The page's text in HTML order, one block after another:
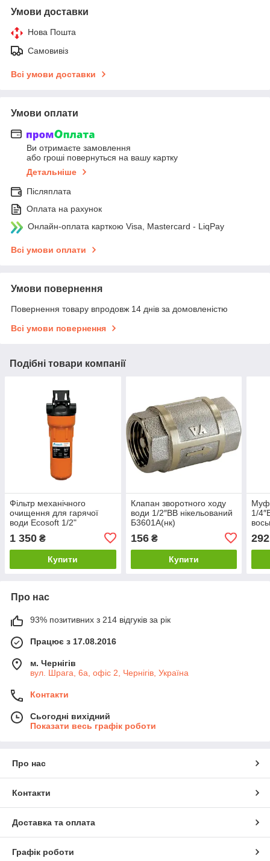
Умови доставки
Нова Пошта
Самовивіз
Всі умови доставки
Умови оплати
Ви отримаєте замовлення
або гроші повернуться на вашу картку
Детальніше
Післяплата
Оплата на рахунок
Онлайн-оплата карткою Visa, Mastercard - LiqPay
Всі умови оплати
Умови повернення
Повернення товару впродовж 14 днів за домовленістю
Всі умови повернення
Подібні товари компанії
Фільтр механічного
очищення для гарячої
води Ecosoft 1/2"
1 350 ₴
Купити
Клапан зворотного ходу
води 1/2″ВВ нікельований
Б3601А(нк)
156₴
Купити
1/
292
Про нас
93% позитивних з 214 відгуків за рік
Працює з 17.08.2016
м. Чернігів
вул. Шрага, 6а, офіс 2, Чернігів, Україна
Контакти
Сьогодні вихідний
Показати весь графік роботи
Про нас
Контакти
Доставка та оплата
Графік роботи